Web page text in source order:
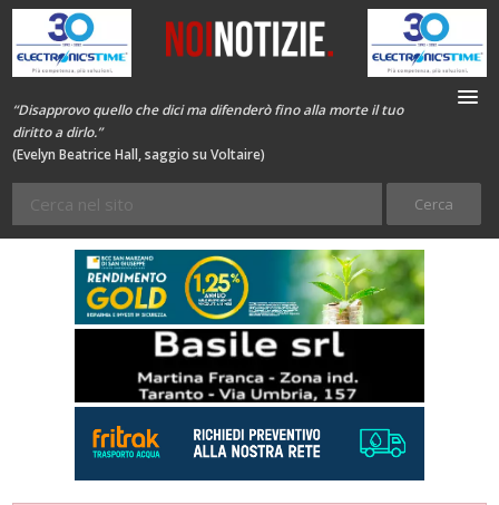
“Disapprovo quello che dici ma difenderò fino alla morte il tuo
diritto a dirlo.”
(Evelyn Beatrice Hall, saggio su Voltaire)